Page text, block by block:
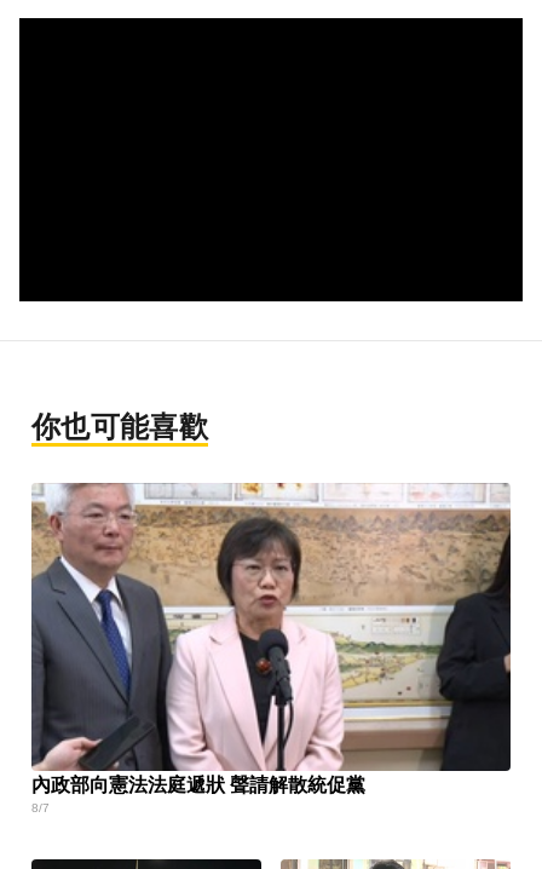
你也可能喜歡
內政部向憲法法庭遞狀 聲請解散統促黨
8/7